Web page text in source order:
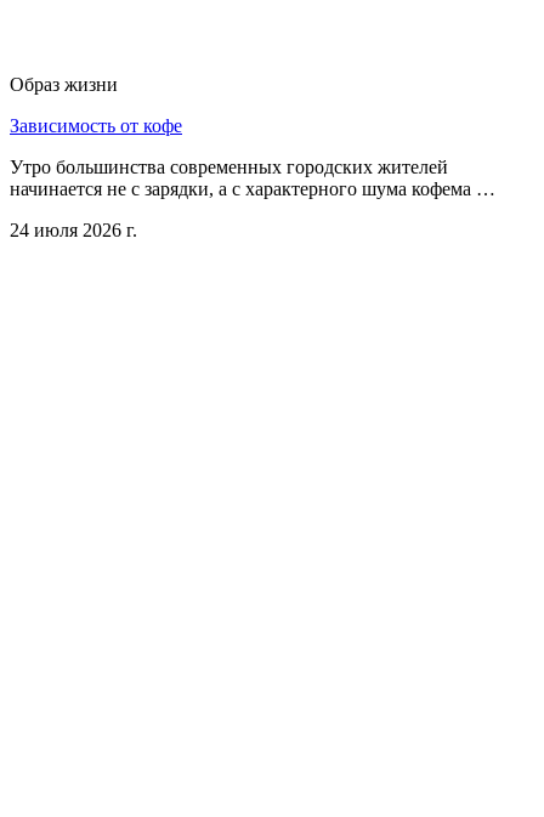
Образ жизни
Зависимость от кофе
Утро большинства современных городских жителей
начинается не с зарядки, а с характерного шума кофема …
24 июля 2026 г.